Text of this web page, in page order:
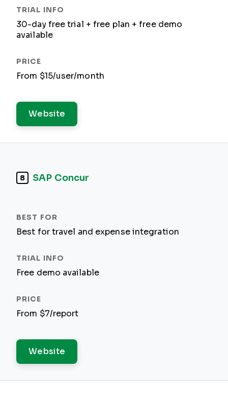
30-day free trial + free plan + free demo
available
From $15/user/month
Website
8 SAP Concur
Best for travel and expense integration
Free demo available
From $7/report
Website